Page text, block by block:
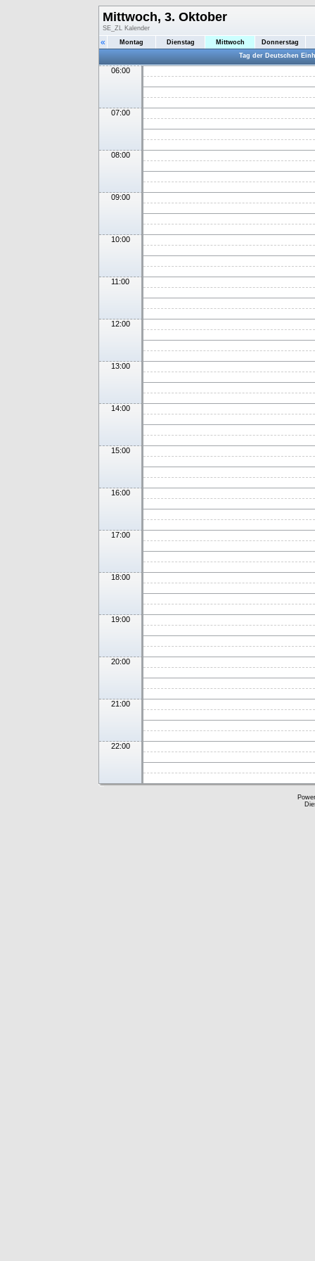
Mittwoch, 3. Oktober
SE_ZL Kalender
« Montag Dienstag Mittwoch
Donnerstag
Tag der Deutschen
06:00
07:00
08:00
09:00
10:00
11:00
12:00
13:00
14:00
15:00
16:00
17:00
18:00
19:00
20:00
21:00
22:00